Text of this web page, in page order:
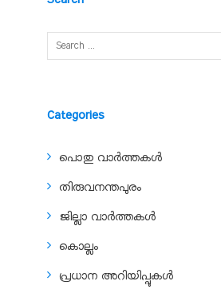
Categories
പൊതു വാർത്തകൾ
തിരുവനന്തപുരം
ജില്ലാ വാർത്തകൾ
കൊല്ലം
പ്രധാന അറിയിപ്പുകൾ